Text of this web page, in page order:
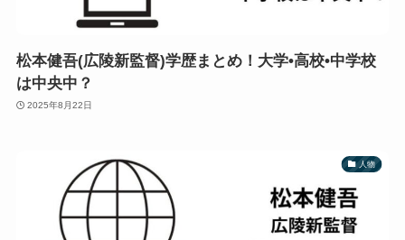
松本健吾(広陵新監督)学歴まとめ！大学•高校•中学校
は中央中？
2025年8月22日
人物